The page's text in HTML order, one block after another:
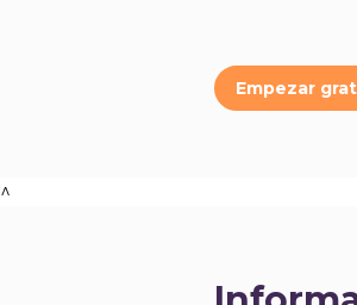
Empezar
^